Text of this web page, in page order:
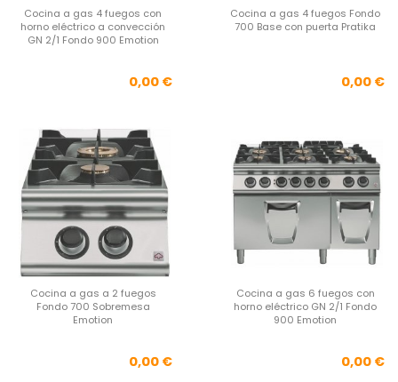
Cocina a gas 4 fuegos con
horno eléctrico a convección
GN 2/1 Fondo 900 Emotion
Precio
0,00 €
Cocina a gas 4 fuegos Fondo
700 Base con puerta Pratika
0,00 €
Cocina a gas a 2 fuegos
Fondo 700 Sobremesa
Emotion
Precio
0,00 €
Cocina a gas 6 fuegos con
horno eléctrico GN 2/1 Fondo
900 Emotion
0,00 €